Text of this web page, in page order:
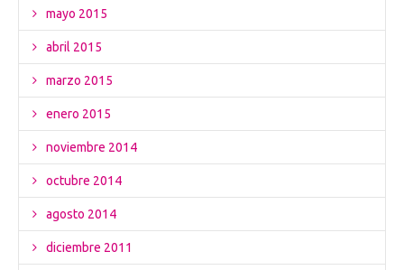
mayo 2015
abril 2015
marzo 2015
enero 2015
noviembre 2014
octubre 2014
agosto 2014
diciembre 2011